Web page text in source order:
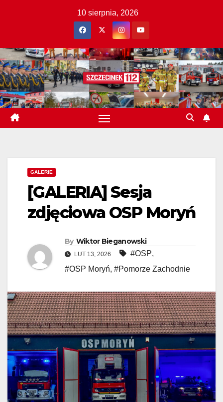
10 sierpnia, 2026
GALERIE
[GALERIA] Sesja
zdjęciowa OSP Moryń
By Wiktor Bieganowski
LUT 13, 2026 #OSP,
#OSP Moryń, #Pomorze Zachodnie